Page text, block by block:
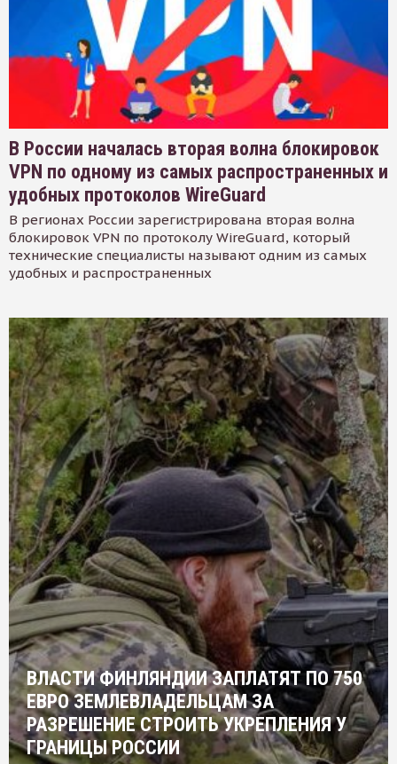
В России началась вторая волна блокировок
VPN по одному из самых распространенных и
удобных протоколов WireGuard
В регионах России зарегистрирована вторая волна
блокировок VPN по протоколу WireGuard, который
технические специалисты называют одним из самых
удобных и распространенных
ВЛАСТИ ФИНЛЯНДИИ ЗАПЛАТЯТ ПО 750
ЕВРО ЗЕМЛЕВЛАДЕЛЬЦАМ ЗА
РАЗРЕШЕНИЕ СТРОИТЬ УКРЕПЛЕНИЯ У
ГРАНИЦЫ РОССИИ